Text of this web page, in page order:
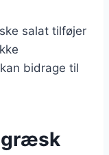
salat tilføjer
bidrage til
græsk